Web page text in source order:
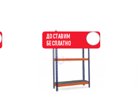
ДОСТАВИМ
БЕСПЛАТНО